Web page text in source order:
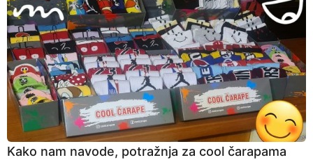
Kako nam navode, potražnja za cool čarapama